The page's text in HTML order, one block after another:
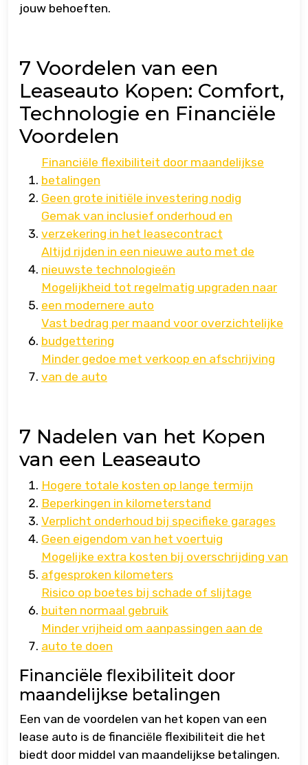
jouw behoeften.
7 Voordelen van een
Leaseauto Kopen: Comfort,
Technologie en Financiële
Voordelen
Financiële flexibiliteit door maandelijkse
betalingen
Geen grote initiële investering nodig
Gemak van inclusief onderhoud en
verzekering in het leasecontract
Altijd rijden in een nieuwe auto met de
nieuwste technologieën
Mogelijkheid tot regelmatig upgraden naar
een modernere auto
Vast bedrag per maand voor overzichtelijke
budgettering
Minder gedoe met verkoop en afschrijving
van de auto
7 Nadelen van het Kopen
van een Leaseauto
Hogere totale kosten op lange termijn
Beperkingen in kilometerstand
Verplicht onderhoud bij specifieke garages
Geen eigendom van het voertuig
Mogelijke extra kosten bij overschrijding van
afgesproken kilometers
Risico op boetes bij schade of slijtage
buiten normaal gebruik
Minder vrijheid om aanpassingen aan de
auto te doen
Financiële flexibiliteit door
maandelijkse betalingen
Een van de voordelen van het kopen van een
lease auto is de financiële flexibiliteit die het
biedt door middel van maandelijkse betalingen.